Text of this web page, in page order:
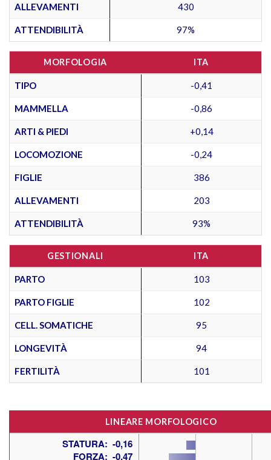
ALLEVAMENTI 430
ATTENDIBILITÀ 97%
MORFOLOGIA ITA
TIPO -0,41
MAMMELLA -0,86
ARTI & PIEDI +0,14
LOCOMOZIONE -0,24
FIGLIE 386
ALLEVAMENTI 203
ATTENDIBILITÀ 93%
GESTIONALI ITA
PARTO 103
PARTO FIGLIE 102
CELL. SOMATICHE 95
LONGEVITÀ 94
FERTILITÀ 101
LINEARE MORFOLOGICO